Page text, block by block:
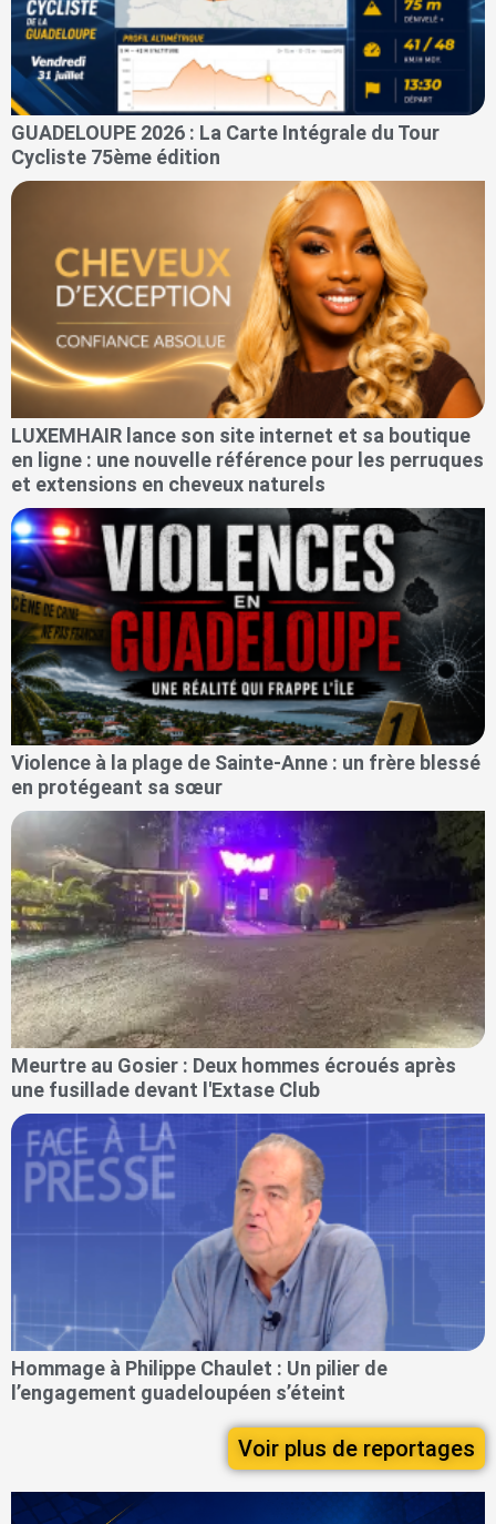
GUADELOUPE 2026 : La Carte Intégrale du Tour
Cycliste 75ème édition
LUXEMHAIR lance son site internet et sa boutique
en ligne : une nouvelle référence pour les perruques
et extensions en cheveux naturels
Violence à la plage de Sainte-Anne : un frère blessé
en protégeant sa sœur
Meurtre au Gosier : Deux hommes écroués après
une fusillade devant l'Extase Club
Hommage à Philippe Chaulet : Un pilier de
l’engagement guadeloupéen s’éteint
Voir plus de reportages